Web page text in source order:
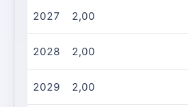
2027 2,00
2028 2,00
2029 2,00